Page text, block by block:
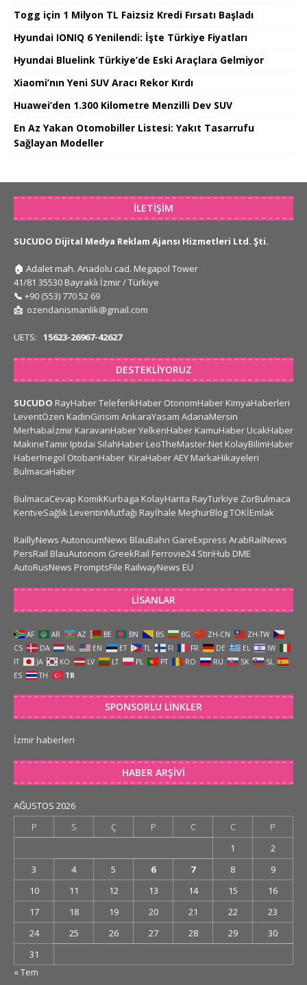
Togg için 1 Milyon TL Faizsiz Kredi Fırsatı Başladı
Hyundai IONIQ 6 Yenilendi: İşte Türkiye Fiyatları
Hyundai Bluelink Türkiye’de Eski Araçlara Gelmiyor
Xiaomi’nın Yeni SUV Aracı Rekor Kırdı
Huawei’den 1.300 Kilometre Menzilli Dev SUV
En Az Yakan Otomobiller Listesi: Yakıt Tasarrufu
Sağlayan Modeller
İLETIŞIM
SUCUDO Dijital Medya Reklam Ajansı Hizmetleri Ltd. Şti.
🏠 Adalet mah. Anadolu cad. Megapol Tower
41/81 35530 Bayraklı İzmir / Türkiye
📞 +90 (553) 770 52 69
📩 ozendanismanlik@gmail.com
UETS: 15623-26967-42627
DESTEKLIYORUZ
SUCUDO RayHaberTeleferikHaber OtonomHaber KimyaHaberleri
LeventÖzen KadinGirisim AnkaraYasam AdanaMersin
Merhabaİzmir KaravanHaberYelkenHaber KamuHaber UcakHaber
MakineTamir Iptidai SilahHaber LeoTheMaster.Net KolayBilimHaber
HaberInegol OtobanHaber KiraHaberAEY MarkaHikayeleri
BulmacaHaber
BulmacaCevap KomikKurbaga KolayHarita RayTurkiye ZorBulmaca
KentveSağlık LeventinMutfağı Rayİhale MeşhurBlogTOKİEmlak
RaillyNews AutonoumNews BlauBahn GareExpress ArabRailNews
PersRail BlauAutonom GreekRail Ferrovie24 StiriHub DME
AutoRusNews PromptsFile RailwayNews EU
LISANLAR
AF AR AZ BE BN BS BG ZH-CN
ZH-TW
CS
DA NL EN ET TL FI FR DE EL
IW
IT
JA KO LV LT PL PT RO RU SK
SL
ES
TH TR
SPONSORLU LINKLER
İzmir haberleri
HABER ARŞIVI
AĞUSTOS 2026
P
S Ç P C C
P
1
2
3
4 5 6 7 8
9
10
11 12 13 14 15
16
17
18 19 20 21 22
23
24
25 26 27 28 29
30
31
« Tem